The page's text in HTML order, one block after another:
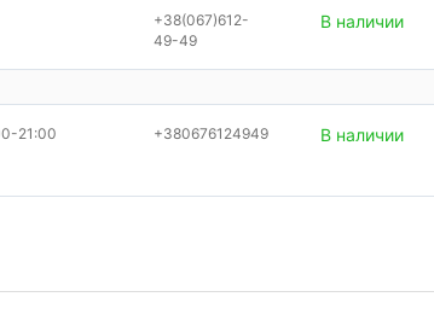
+38(067)612-
49-49
В наличии
21:00 +380676124949 В наличии